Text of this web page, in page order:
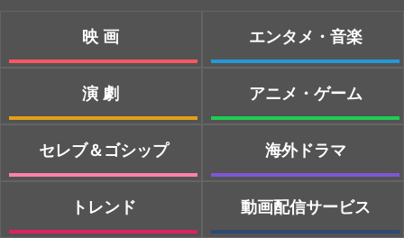
映画
演劇
セレブ＆ゴシップ
トレンド
エンタメ・音楽
アニメ・ゲーム
海外ドラマ
動画配信サービス